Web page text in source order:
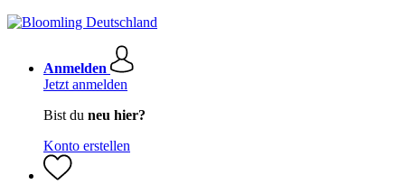
Anmelden
Jetzt anmelden
Bist du neu hier?
Konto erstellen